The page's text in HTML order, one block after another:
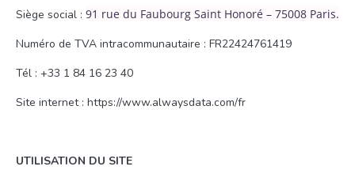
Siège social : 91 rue du Faubourg Saint Honoré – 75008 Paris.
Numéro de TVA intracommunautaire : FR22424761419
Tél : +33 1 84 16 23 40
Site internet : https://www.alwaysdata.com/fr
UTILISATION DU SITE